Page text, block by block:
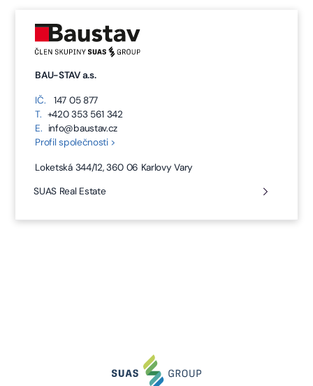
BAU-STAV a.s.
IČ.
147 05 877
T. +420 353 561 342
E. info@baustav.cz
Profil společnosti >
Loketská 344/12, 360 06 Karlovy Vary
SUAS Real Estate